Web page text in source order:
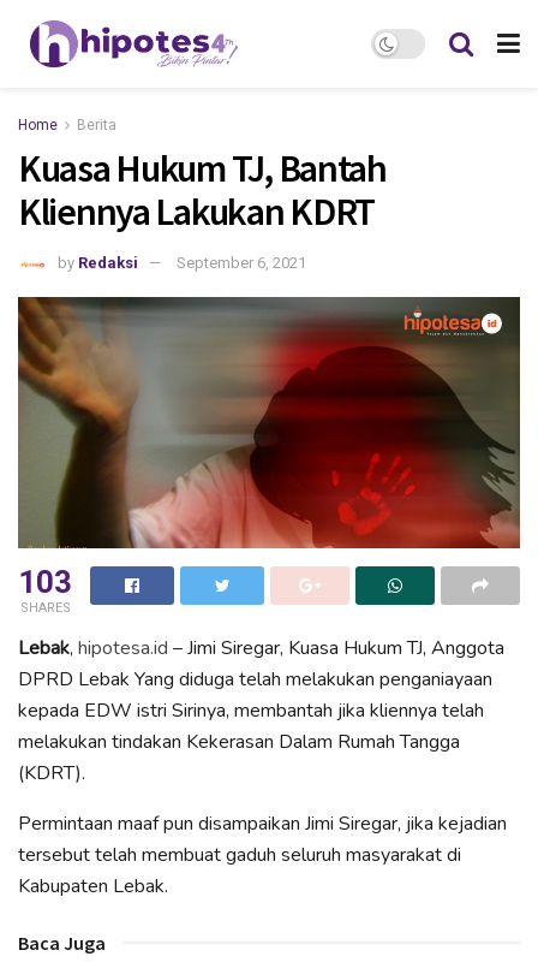
Home Berita
Kuasa Hukum TJ, Bantah
Kliennya Lakukan KDRT
by Redaksi September 6, 2021
103
SHARES
Lebak, hipotesa.id – Jimi Siregar, Kuasa Hukum TJ, Anggota
DPRD Lebak Yang diduga telah melakukan penganiayaan
kepada EDW istri Sirinya, membantah jika kliennya telah
melakukan tindakan Kekerasan Dalam Rumah Tangga
(KDRT).
Permintaan maaf pun disampaikan Jimi Siregar, jika kejadian
tersebut telah membuat gaduh seluruh masyarakat di
Kabupaten Lebak.
Baca Juga